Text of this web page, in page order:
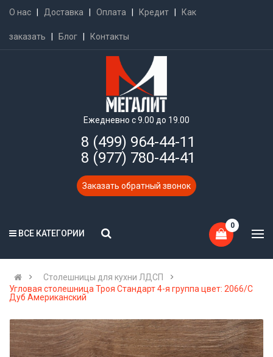
О нас Доставка Оплата Кредит Как
заказать Блог Контакты
Ежедневно с 9.00 до 19.00
8 (499) 964-44-11
8 (977) 780-44-41
Заказать обратный звонок
ВСЕ КАТЕГОРИИ
0
Cтолешницы для кухни ЛДСП
Угловая столешница Троя Стандарт 4-я группа цвет: 2066/С
Дуб Американский